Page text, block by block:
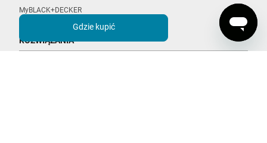
Gdzie kupić
MyBLACK+DECKER
ROZWIĄZANIA